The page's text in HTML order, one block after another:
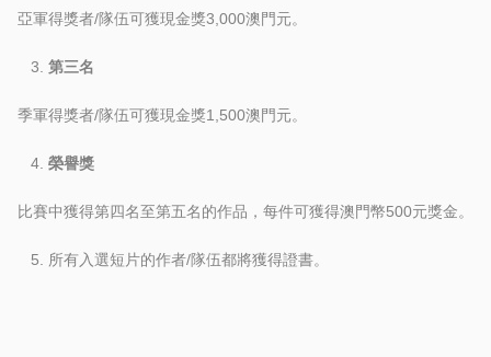
亞軍得獎者/隊伍可獲現金獎3,000澳門元。
第三名
季軍得獎者/隊伍可獲現金獎1,500澳門元。
榮譽獎
比賽中獲得第四名至第五名的作品，每件可獲得澳門幣500元獎金。
所有入選短片的作者/隊伍都將獲得證書。